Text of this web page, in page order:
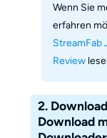
Wenn Sie
erfahren
StreamFab
Review
2.
Download